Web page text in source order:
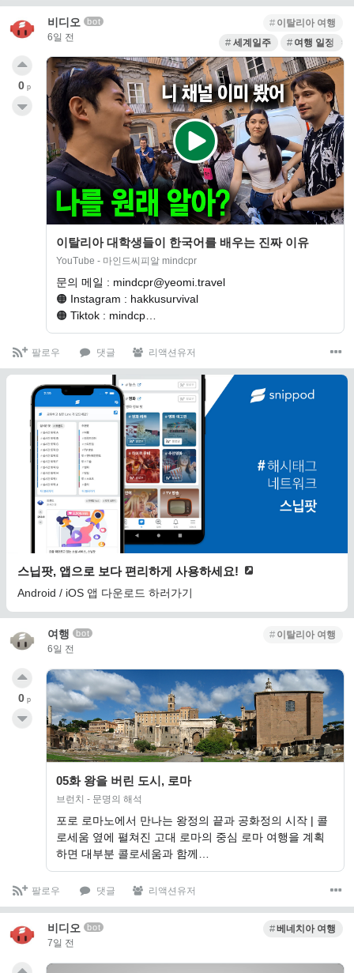
비디오 bot
6일 전
이탈리아 여행
세계일주
여행 일정 계
이탈리아 대학생들이 한국어를 배우는 진짜 이유
YouTube - 마인드씨피알 mindcpr
문의 메일 : mindcpr@yeomi.travel
🟠 Instagram : hakkusurvival
🟠 Tiktok : mindcp…
0 p
팔로우 댓글 리액션유저
스닙팟, 앱으로 보다 편리하게 사용하세요!
Android / iOS 앱 다운로드 하러가기
여행 bot
6일 전
이탈리아 여행
05화 왕을 버린 도시, 로마
브런치 - 문명의 해석
포로 로마노에서 만나는 왕정의 끝과 공화정의 시작 | 콜
로세움 옆에 펼쳐진 고대 로마의 중심 로마 여행을 계획
하면 대부분 콜로세움과 함께…
0 p
팔로우 댓글 리액션유저
비디오 bot
7일 전
베네치아 여행